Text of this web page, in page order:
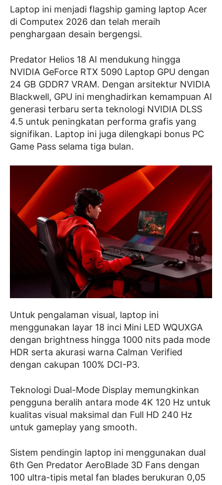
Laptop ini menjadi flagship gaming laptop Acer
di Computex 2026 dan telah meraih
penghargaan desain bergengsi.
Predator Helios 18 AI mendukung hingga
NVIDIA GeForce RTX 5090 Laptop GPU dengan
24 GB GDDR7 VRAM. Dengan arsitektur NVIDIA
Blackwell, GPU ini menghadirkan kemampuan AI
generasi terbaru serta teknologi NVIDIA DLSS
4.5 untuk peningkatan performa grafis yang
signifikan. Laptop ini juga dilengkapi bonus PC
Game Pass selama tiga bulan.
Untuk pengalaman visual, laptop ini
menggunakan layar 18 inci Mini LED WQUXGA
dengan brightness hingga 1000 nits pada mode
HDR serta akurasi warna Calman Verified
dengan cakupan 100% DCI-P3.
Teknologi Dual-Mode Display memungkinkan
pengguna beralih antara mode 4K 120 Hz untuk
kualitas visual maksimal dan Full HD 240 Hz
untuk gameplay yang smooth.
Sistem pendingin laptop ini menggunakan dual
6th Gen Predator AeroBlade 3D Fans dengan
100 ultra-tipis metal fan blades berukuran 0,05